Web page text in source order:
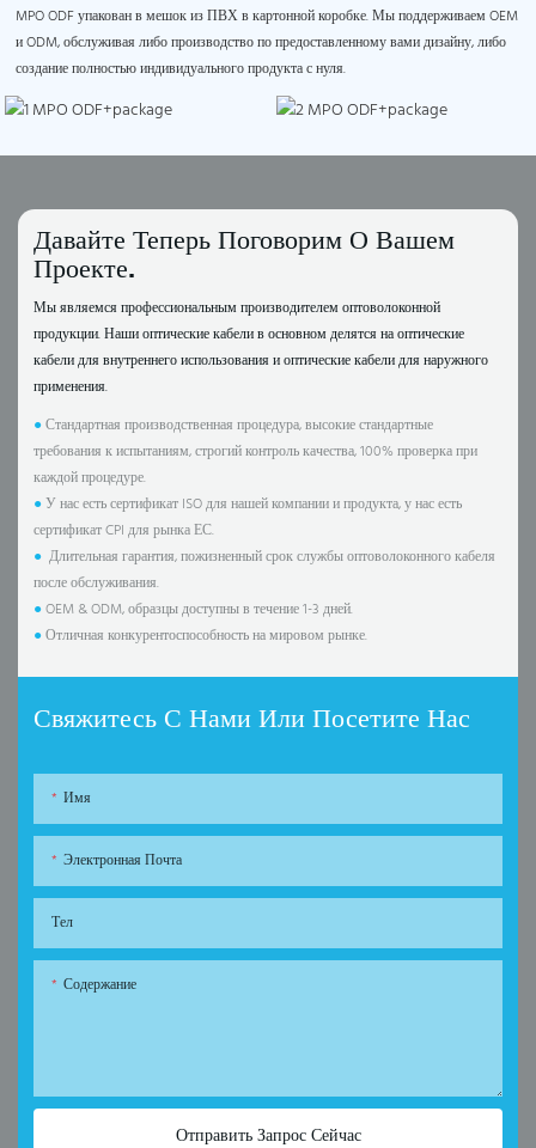
MPO ODF упакован в мешок из ПВХ в картонной коробке. Мы поддерживаем OEM
и ODM, обслуживая либо производство по предоставленному вами дизайну, либо
создание полностью индивидуального продукта с нуля.
Давайте Теперь Поговорим О Вашем
Проекте.
Мы являемся профессиональным производителем оптоволоконной
продукции. Наши оптические кабели в основном делятся на оптические
кабели для внутреннего использования и оптические кабели для наружного
применения.
●Стандартная производственная процедура, высокие стандартные
требования к испытаниям, строгий контроль качества, 100% проверка при
каждой процедуре.
●У нас есть сертификат ISO для нашей компании и продукта, у нас есть
сертификат CPI для рынка ЕС.
● Длительная гарантия, пожизненный срок службы оптоволоконного кабеля
после обслуживания.
●OEM & ODM, образцы доступны в течение 1-3 дней.
●Отличная конкурентоспособность на мировом рынке.
Свяжитесь С Нами Или Посетите Нас
Имя
Электронная Почта
Тел
Содержание
Отправить Запрос Сейчас